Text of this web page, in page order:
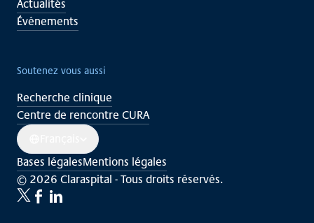
Actualités
Événements
Soutenez vous aussi
Recherche clinique
Centre de rencontre CURA
Bases légalesMentions légales
© 2026 Claraspital - Tous droits réservés.
TwitterFacebook
LinkedIn